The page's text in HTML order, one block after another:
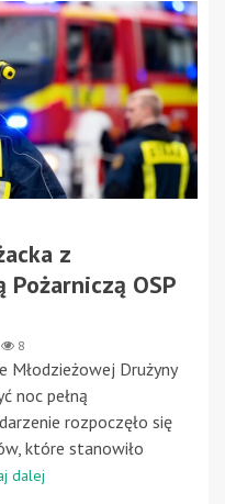
z
Pożarniczą OSP
8
Młodzieżowej Drużyny
noc pełną
rozpoczęło się
które stanowiło
dalej